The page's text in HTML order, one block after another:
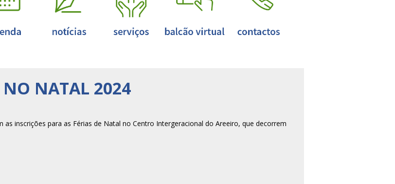
NO NATAL 2024
inscrições para as Férias de Natal no Centro Intergeracional do Areeiro, que decorrem